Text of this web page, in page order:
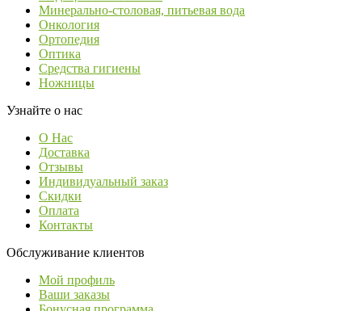
Минерально-столовая, питьевая вода
Онкология
Ортопедия
Оптика
Средства гигиены
Ножницы
Узнайте о нас
О Нас
Доставка
Отзывы
Индивидуальный заказ
Скидки
Оплата
Контакты
Обслуживание клиентов
Мой профиль
Ваши заказы